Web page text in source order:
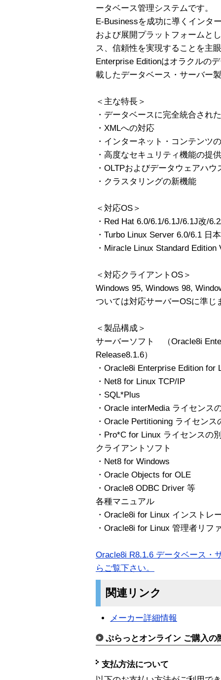
ータベース管理システムです。
E-Businessを成功に導くインタ
および展開プラットフォームと
ス、信頼性を実現することを主
Enterprise Editionはオラクルの
載したデータベース・サーバー
＜主な特長＞
・データベースに完全統合され
・XMLへの対応
・インターネット・コンテンツ
・高度なセキュリティ機能の提供
・OLTPおよびデータウェアハ
・クラスタリングの新機能
＜対応OS＞
・Red Hat 6.0/6.1/6.1J/6.1J改/
・Turbo Linux Server 6.0/6.1 日
・Miracle Linux Standard Edition
＜対応クライアントOS＞
Windows 95, Windows 98,
ついては対応サーバーOSに準じ
＜製品構成＞
サーバーソフト （Oracle8i
Release8.1.6）
・Oracle8i Enterprise Edition for
・Net8 for Linux TCP/IP
・SQL*Plus
・Oracle interMedia ライセンス
・Oracle Pertitioning ライセン
・Pro*C for Linux ライセンスの
クライアントソフト
・Net8 for Windows
・Oracle Objects for OLE
・Oracle8 ODBC Driver 等
各種マニュアル
・Oracle8i for Linux インストレ
・Oracle8i for Linux 管理者リフ
Oracle8i R8.1.6 データベース・
らご覧下さい。
関連リンク
メーカー詳細情報
ぷらっとオンライン ご購入の
支払方法について